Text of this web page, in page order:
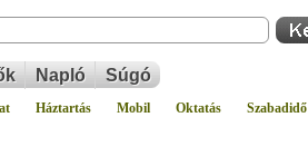
Napló Súgó
Háztartás Mobil Oktatás Szabadidő